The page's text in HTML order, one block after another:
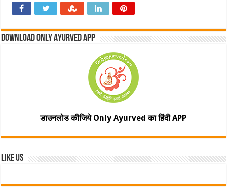
Download Only Ayurved App
डाउनलोड कीजिये Only Ayurved का हिंदी APP
Like Us